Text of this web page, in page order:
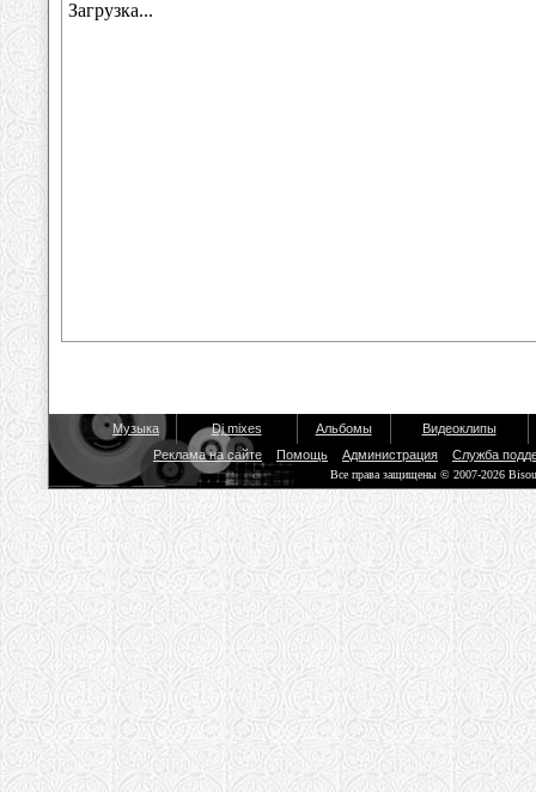
Музыка Dj mixes Альбомы
Видеоклипы
Реклама на сайте
Помощь Администрация Служба
Все права защищены © 2007-2026